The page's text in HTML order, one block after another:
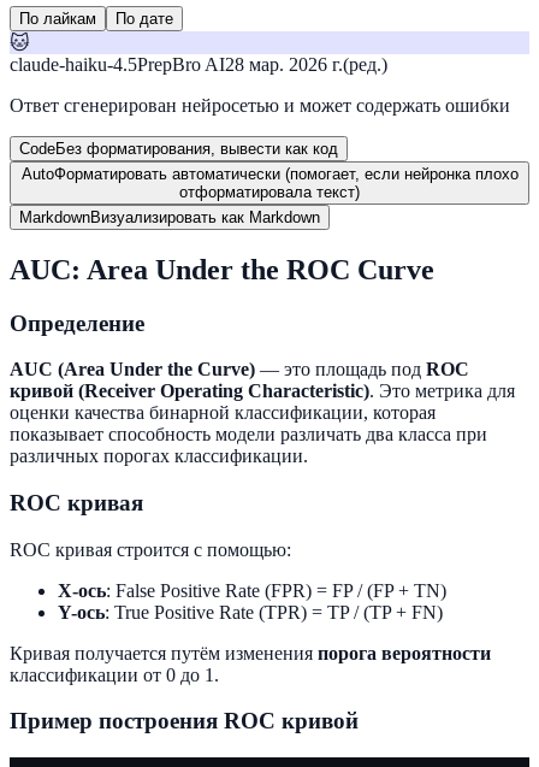
По лайкам По дате
🐱
claude-haiku-4.5PrepBro AI28 мар. 2026 г.(ред.)
Ответ сгенерирован нейросетью и может содержать ошибки
CodeБез форматирования, вывести как код
AutoФорматировать автоматически (помогает, если нейронка плохо
отформатировала текст)
MarkdownВизуализировать как Markdown
AUC: Area Under the ROC Curve
Определение
AUC (Area Under the Curve) — это площадь под ROC
кривой (Receiver Operating Characteristic). Это метрика для
оценки качества бинарной классификации, которая
показывает способность модели различать два класса при
различных порогах классификации.
ROC кривая
ROC кривая строится с помощью:
X-ось: False Positive Rate (FPR) = FP / (FP + TN)
Y-ось: True Positive Rate (TPR) = TP / (TP + FN)
Кривая получается путём изменения порога вероятности
классификации от 0 до 1.
Пример построения ROC кривой